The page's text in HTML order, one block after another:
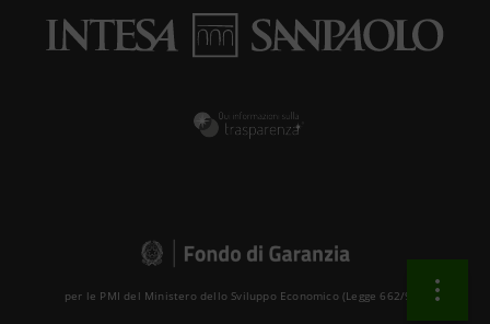
per le PMI del Ministero dello Sviluppo Economico (Legge 662/96 )